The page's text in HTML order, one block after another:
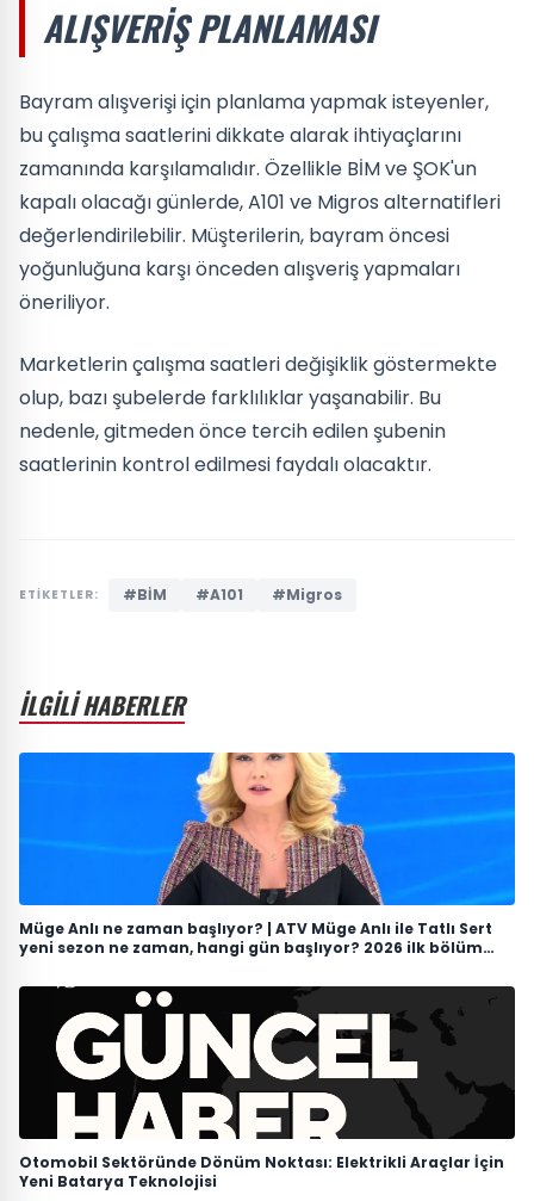
ALIŞVERIŞ PLANLAMASI
Bayram alışverişi için planlama yapmak isteyenler,
bu çalışma saatlerini dikkate alarak ihtiyaçlarını
zamanında karşılamalıdır. Özellikle BİM ve ŞOK'un
kapalı olacağı günlerde, A101 ve Migros alternatifleri
değerlendirilebilir. Müşterilerin, bayram öncesi
yoğunluğuna karşı önceden alışveriş yapmaları
öneriliyor.
Marketlerin çalışma saatleri değişiklik göstermekte
olup, bazı şubelerde farklılıklar yaşanabilir. Bu
nedenle, gitmeden önce tercih edilen şubenin
saatlerinin kontrol edilmesi faydalı olacaktır.
ETİKETLER: #BİM #A101 #Migros
İLGİLİ HABERLER
Müge Anlı ne zaman başlıyor? | ATV Müge Anlı ile Tatlı Sert
yeni sezon ne zaman, hangi gün başlıyor? 2026 ilk bölüm
Otomobil Sektöründe Dönüm Noktası: Elektrikli Araçlar İçin
Yeni Batarya Teknolojisi